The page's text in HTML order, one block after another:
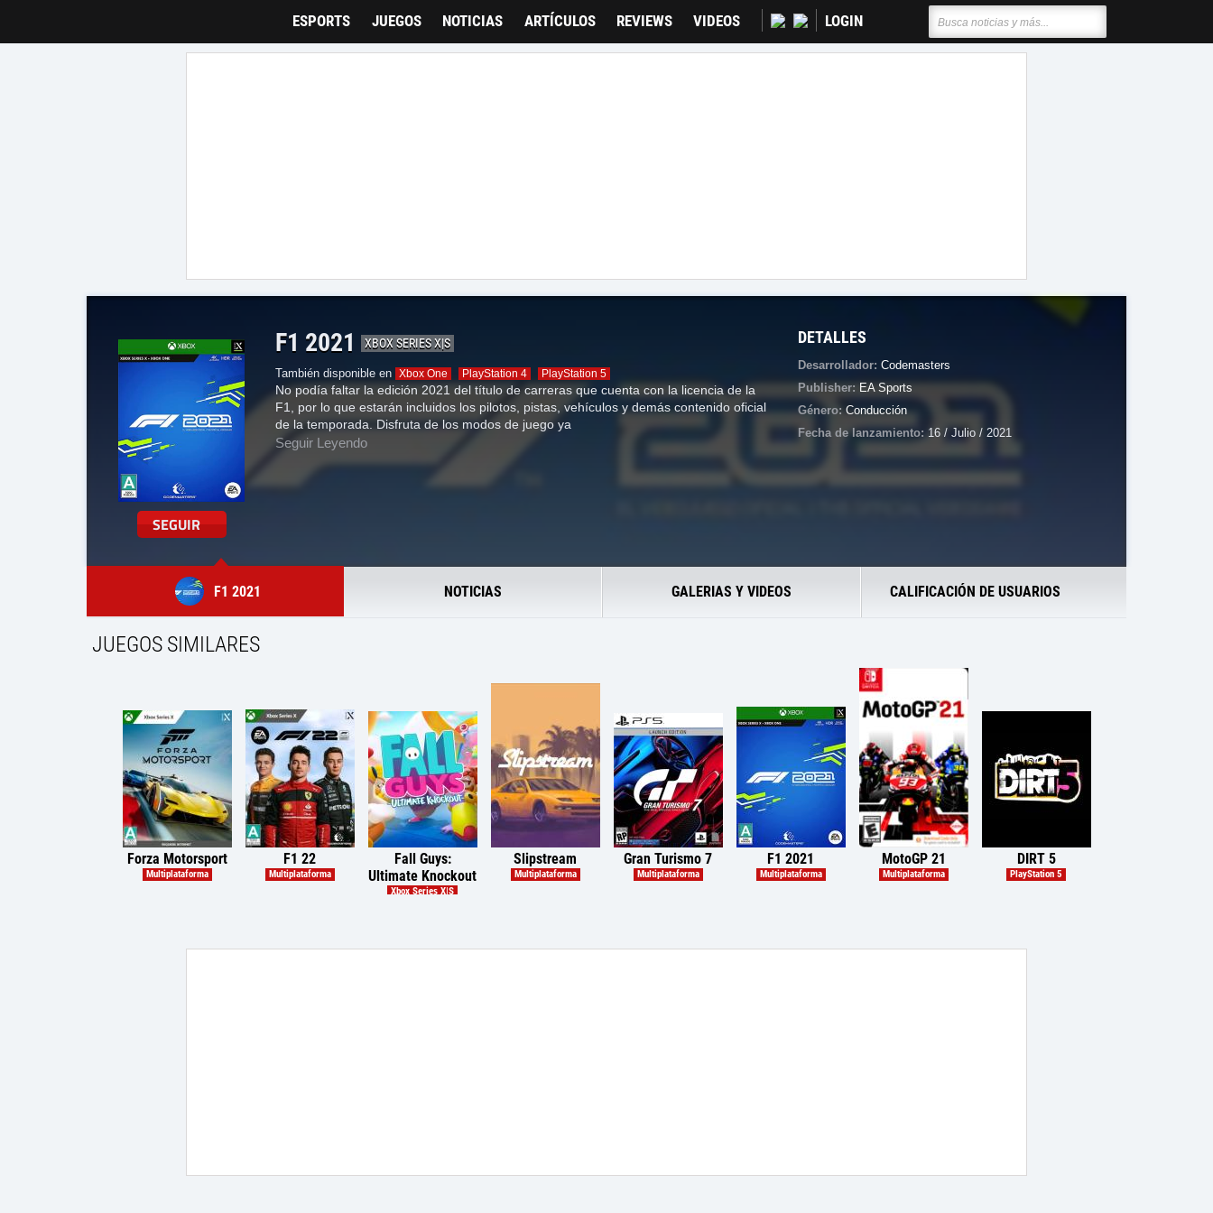
ESPORTS JUEGOS NOTICIAS ARTÍCULOS REVIEWS VIDEOS LOGIN
SEGUIR
F1 2021 XBOX SERIES X|S
También disponible en Xbox One PlayStation 4 PlayStation 5
No podía faltar la edición 2021 del título de carreras que cuenta con la licencia de la
F1, por lo que estarán incluidos los pilotos, pistas, vehículos y demás contenido oficial
de la temporada. Disfruta de los modos de juego ya
Seguir Leyendo
DETALLES
Desarrollador: Codemasters
Publisher: EA Sports
Género:Conducción
Fecha de lanzamiento: 16 / Julio / 2021
F1 2021 NOTICIAS GALERIAS Y VIDEOS CALIFICACIÓN DE USUARIOS
JUEGOS SIMILARES
Forza Motorsport
Multiplataforma
F1 22
Multiplataforma
Fall Guys:
Ultimate Knockout
Xbox Series X|S
Slipstream
Multiplataforma
Gran Turismo 7
Multiplataforma
F1 2021
Multiplataforma
MotoGP 21
Multiplataforma
DIRT 5
PlayStation 5